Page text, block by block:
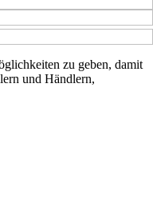
zu geben, damit
und Händlern,